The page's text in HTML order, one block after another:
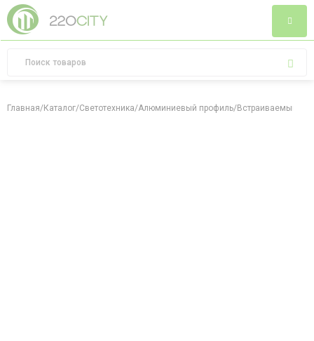
Главная/Каталог/Светотехника/Алюминиевый профиль/Встраиваемый